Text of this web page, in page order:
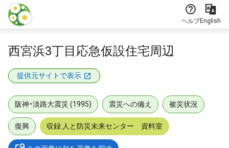
本文に飛ぶ
ヘルプEnglish
西宮浜3丁目応急仮設住宅周辺
提供元サイトで表示
阪神・淡路大震災 (1995) 震災への備え 被災状況
復興 収録:人と防災未来センター 資料室